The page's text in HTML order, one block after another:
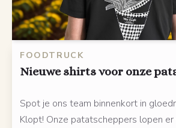
FOODTRUCK
Nieuwe shirts voor onze
Spot je ons team binnenkort in
Klopt! Onze patatscheppers lopen